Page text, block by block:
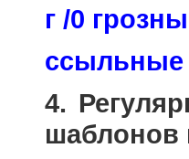
г /0
ссыльные
4.
шаблонов